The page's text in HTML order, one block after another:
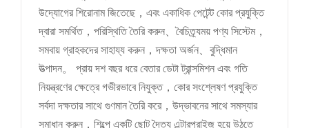
উদ্যোগের শিরোনাম জিতেছে，এবং একাধিক পেটেন্ট কোর প্রযুক্তি
দ্বারা সমর্থিত，পরিস্থিতি তৈরি করুন、বৈচিত্র্যময় পণ্য সিস্টেম，
সমবায় গ্রাহকদের সাহায্য করুন，দক্ষতা অর্জন、বুদ্ধিমান
উত্পাদন。 প্রায় দশ বছর ধরে বেতার ডেটা ট্রান্সমিশন এবং গতি
নিয়ন্ত্রণের ক্ষেত্রে গভীরভাবে নিযুক্ত，কোর সংশ্লেষণ প্রযুক্তি
সর্বদা দক্ষতার সাথে গুণমান তৈরি করে，উদ্ভাবনের সাথে সমস্যার
সমাধান করুন，শিল্পে একটি ছোট দৈত্য এন্টারপ্রাইজ হয়ে উঠতে